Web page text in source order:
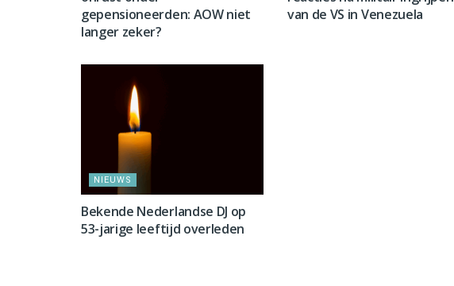
gepensioneerden: AOW niet
langer zeker?
van de VS in Venezuela
NIEUWS
Bekende Nederlandse DJ op
53-jarige leeftijd overleden